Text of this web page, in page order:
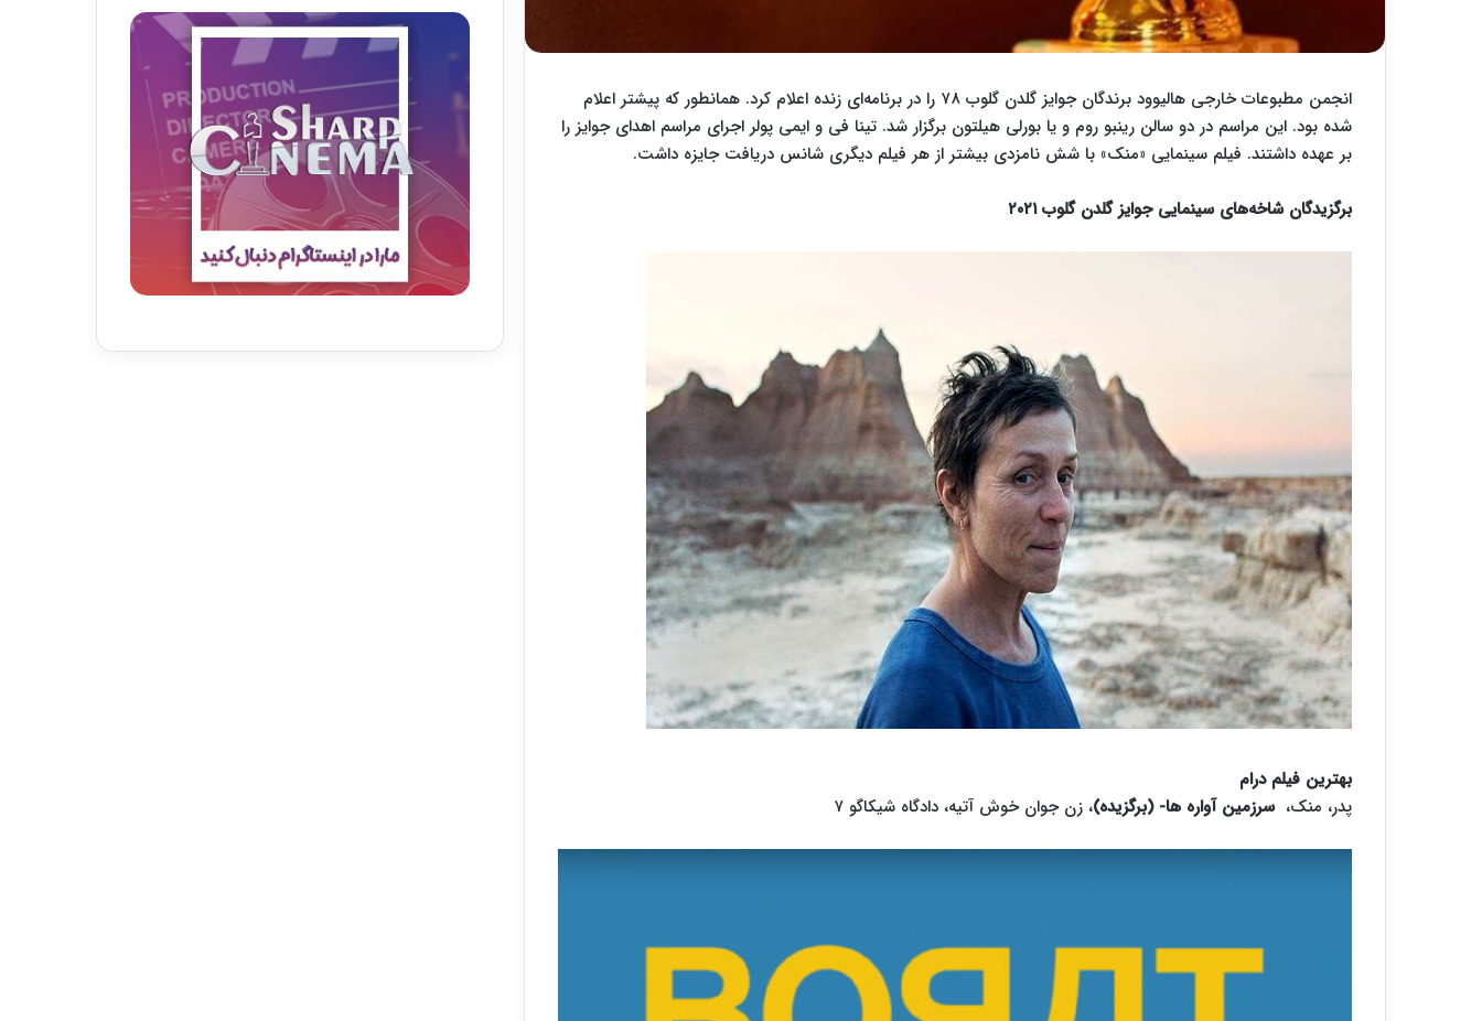
انجمن مطبوعات خارجی هالیوود برندگان جوایز گلدن گلوب ۷۸ را در برنامه‌ای زنده اعلام کرد. همانطور که پیشتر اعلام
شده بود. این مراسم در دو سالن رینبو روم و یا بورلی هیلتون برگزار شد. تینا فی و ایمی پولر اجرای مراسم اهدای جوایز را
بر عهده داشتند. فیلم سینمایی «منک» با شش نامزدی بیشتر از هر فیلم دیگری شانس دریافت جایزه داشت.
برگزیدگان شاخه‌های سینمایی جوایز گلدن گلوب ۲۰۲۱
بهترین فیلم درام
پدر، منک،سرزمین آواره ها- (برگزیده)، زن جوان خوش آتیه، دادگاه شیکاگو ۷